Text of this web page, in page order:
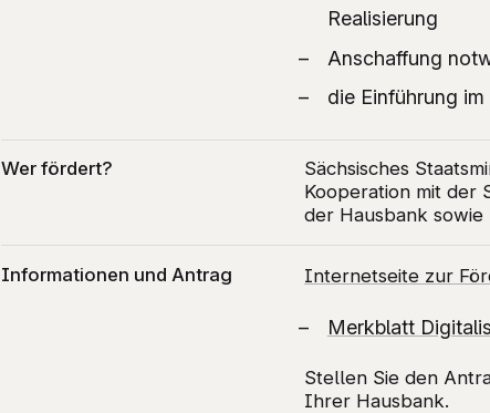
Realisierung
Anschaffung
die Einführung
Wer fördert?
Sächsisches
Kooperation mit der
der Hausbank
Informationen und Antrag Internetseite zur
Merkblatt
Stellen Sie den
Ihrer Hausbank.